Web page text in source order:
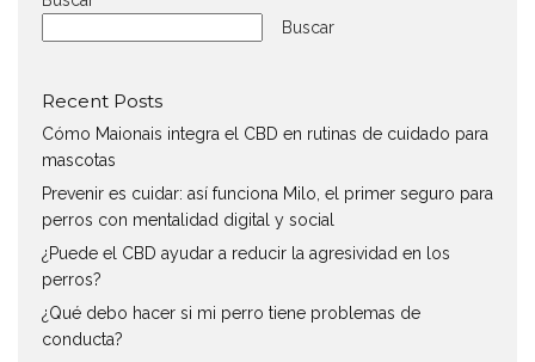
Buscar
Recent Posts
Cómo Maionais integra el CBD en rutinas de cuidado para
mascotas
Prevenir es cuidar: así funciona Milo, el primer seguro para
perros con mentalidad digital y social
¿Puede el CBD ayudar a reducir la agresividad en los
perros?
¿Qué debo hacer si mi perro tiene problemas de
conducta?